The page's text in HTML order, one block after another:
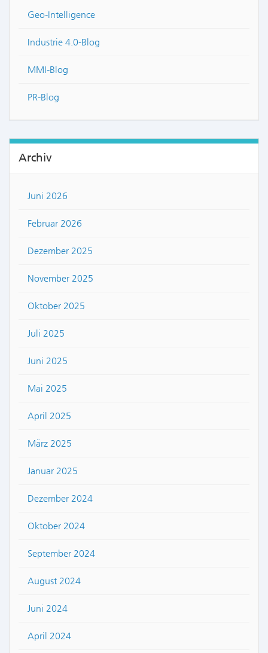
Geo-Intelligence
Industrie 4.0-Blog
MMI-Blog
PR-Blog
Archiv
Juni 2026
Februar 2026
Dezember 2025
November 2025
Oktober 2025
Juli 2025
Juni 2025
Mai 2025
April 2025
März 2025
Januar 2025
Dezember 2024
Oktober 2024
September 2024
August 2024
Juni 2024
April 2024